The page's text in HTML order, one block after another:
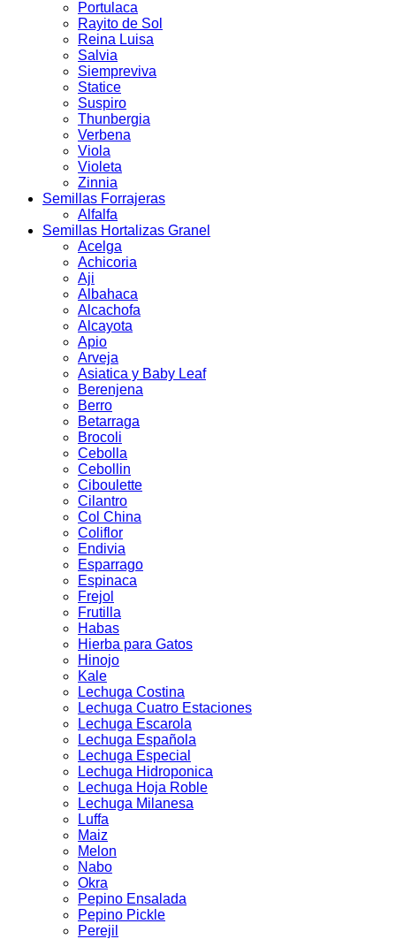
Portulaca
Rayito de Sol
Reina Luisa
Salvia
Siempreviva
Statice
Suspiro
Thunbergia
Verbena
Viola
Violeta
Zinnia
Semillas Forrajeras
Alfalfa
Semillas Hortalizas Granel
Acelga
Achicoria
Aji
Albahaca
Alcachofa
Alcayota
Apio
Arveja
Asiatica y Baby Leaf
Berenjena
Berro
Betarraga
Brocoli
Cebolla
Cebollin
Ciboulette
Cilantro
Col China
Coliflor
Endivia
Esparrago
Espinaca
Frejol
Frutilla
Habas
Hierba para Gatos
Hinojo
Kale
Lechuga Costina
Lechuga Cuatro Estaciones
Lechuga Escarola
Lechuga Española
Lechuga Especial
Lechuga Hidroponica
Lechuga Hoja Roble
Lechuga Milanesa
Luffa
Maiz
Melon
Nabo
Okra
Pepino Ensalada
Pepino Pickle
Perejil